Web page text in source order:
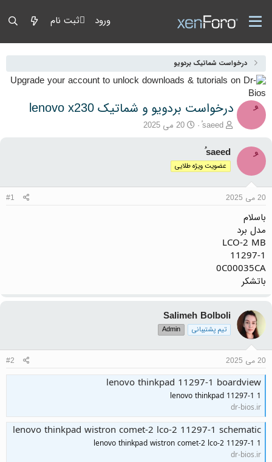
ورود ثبت نام
درخواست شماتیک بردویو
درخواست بردویو و شماتیک lenovo x230
آغازگر گفتمان
ُsaeed تاریخ شروع
20 می 2025
ُsaeed
عضویت ویژه طلایی
20 می 2025 #1
باسلام
مدل برد
LCO-2 MB
11297-1
0C00035CA
باتشکر
Salimeh Bolboli
تیم پشتیبانی Admin
20 می 2025 #2
lenovo thinkpad 11297-1 boardview
lenovo thinkpad 11297-1 1
dr-bios.ir
lenovo thinkpad wistron comet-2 lco-2 11297-1 schematic
lenovo thinkpad wistron comet-2 lco-2 11297-1 1
dr-bios.ir